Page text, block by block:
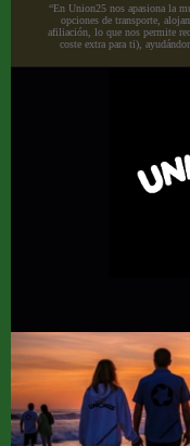
“En Union25 nos apasiona la
opciones de transporte,
afiliación, lo que nos permite
coste extra para ti),